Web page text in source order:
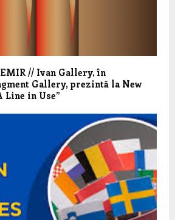
// Ivan Gallery, în
Gallery, prezintă la New
Line in Use”